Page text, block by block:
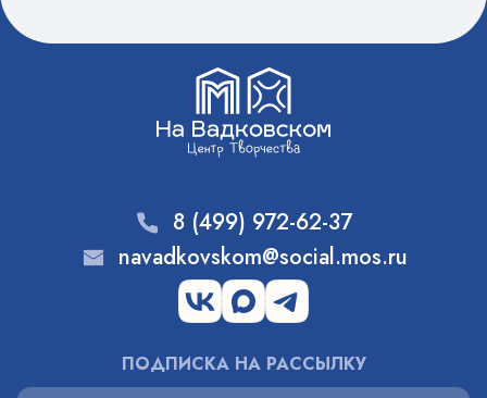
8 (499) 972-62-37
navadkovskom@social.mos.ru
ПОДПИСКА НА РАССЫЛКУ